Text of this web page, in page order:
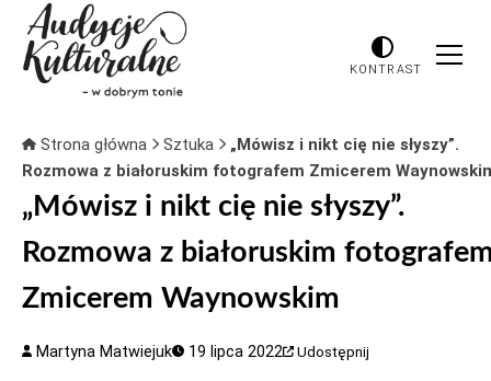
KONTRAST
Strona główna Sztuka
„Mówisz i nikt cię nie słyszy”.
Rozmowa z białoruskim fotografem Zmicerem
„Mówisz i nikt cię nie słyszy”.
Rozmowa z białoruskim
Zmicerem Waynowskim
Martyna Matwiejuk 19 lipca 2022 Udostępnij